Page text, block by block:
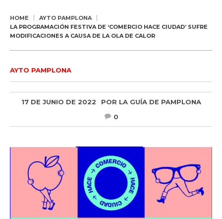
HOME
AYTO PAMPLONA
LA PROGRAMACIÓN FESTIVA DE ‘COMERCIO HACE CIUDAD’ SUFRE
MODIFICACIONES A CAUSA DE LA OLA DE CALOR
AYTO PAMPLONA
17 DE JUNIO DE 2022 POR LA GUÍA DE PAMPLONA
0